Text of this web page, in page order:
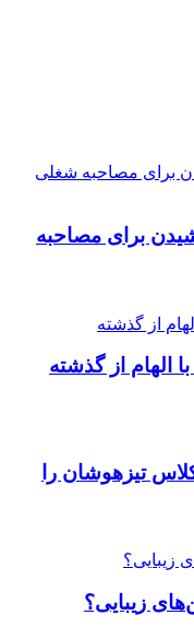
برای مصاحبه
الهام از گذشته
تیزهوشان را
زیبایی؟